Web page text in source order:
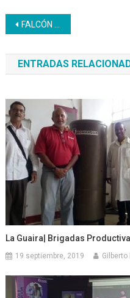
Navegación
de
entradas
FALCÓN | Inces inicia ciclo de pausas activas dirigidas a los trabajadores
ENTRADAS
La Guaira| Brigadas
19 septiembre, 2019 Gilberto